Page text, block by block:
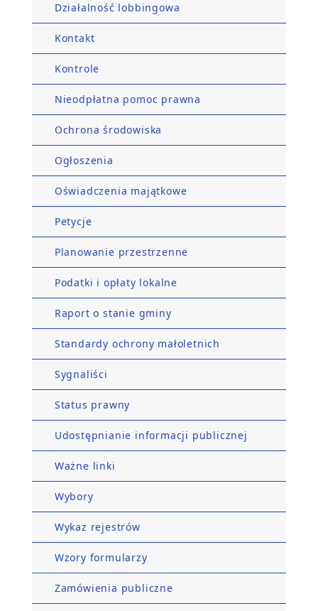
Działalność lobbingowa
Kontakt
Kontrole
Nieodpłatna pomoc prawna
Ochrona środowiska
Ogłoszenia
Oświadczenia majątkowe
Petycje
Planowanie przestrzenne
Podatki i opłaty lokalne
Raport o stanie gminy
Standardy ochrony małoletnich
Sygnaliści
Status prawny
Udostępnianie informacji publicznej
Ważne linki
Wybory
Wykaz rejestrów
Wzory formularzy
Zamówienia publiczne